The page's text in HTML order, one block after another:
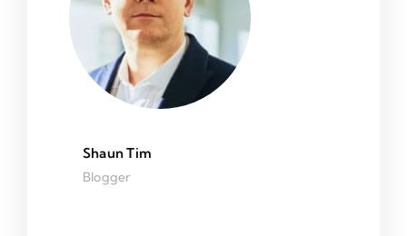
Shaun Tim
Blogger